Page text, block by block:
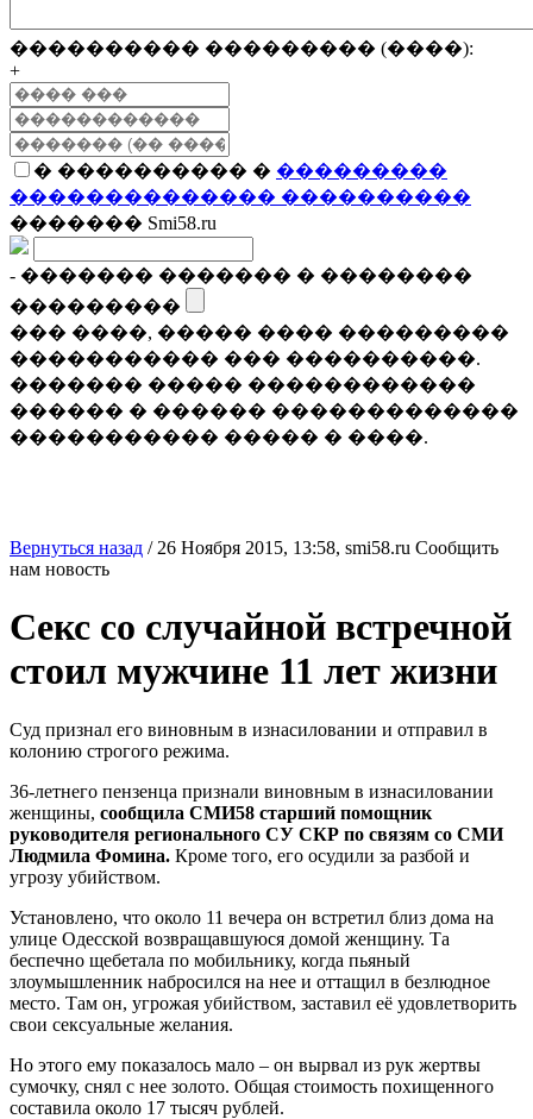
���������� ��������� (����):
+
� ���������� � ���������
�������������� ����������
������� Smi58.ru
- ������� ������� � ��������
���������
��� ����, ����� ���� ���������
����������� ��� ����������.
������� ����� ������������
������ � ������ �������������
����������� ����� � ����.
Вернуться назад / 26 Ноября 2015, 13:58, smi58.ru Сообщить
нам новость
Секс со случайной встречной
стоил мужчине 11 лет жизни
Суд признал его виновным в изнасиловании и отправил в
колонию строгого режима.
36-летнего пензенца признали виновным в изнасиловании
женщины, сообщила СМИ58 старший помощник
руководителя регионального СУ СКР по связям со СМИ
Людмила Фомина. Кроме того, его осудили за разбой и
угрозу убийством.
Установлено, что около 11 вечера он встретил близ дома на
улице Одесской возвращавшуюся домой женщину. Та
беспечно щебетала по мобильнику, когда пьяный
злоумышленник набросился на нее и оттащил в безлюдное
место. Там он, угрожая убийством, заставил её удовлетворить
свои сексуальные желания.
Но этого ему показалось мало – он вырвал из рук жертвы
сумочку, снял с нее золото. Общая стоимость похищенного
составила около 17 тысяч рублей.